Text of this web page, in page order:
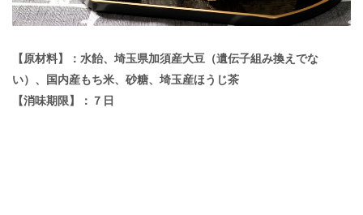
【原材料】：水飴、埼玉県加須産大豆（遺伝子組み換えでな
い）、国内産もち米、砂糖、埼玉産ほうじ茶
【消味期限】：７日